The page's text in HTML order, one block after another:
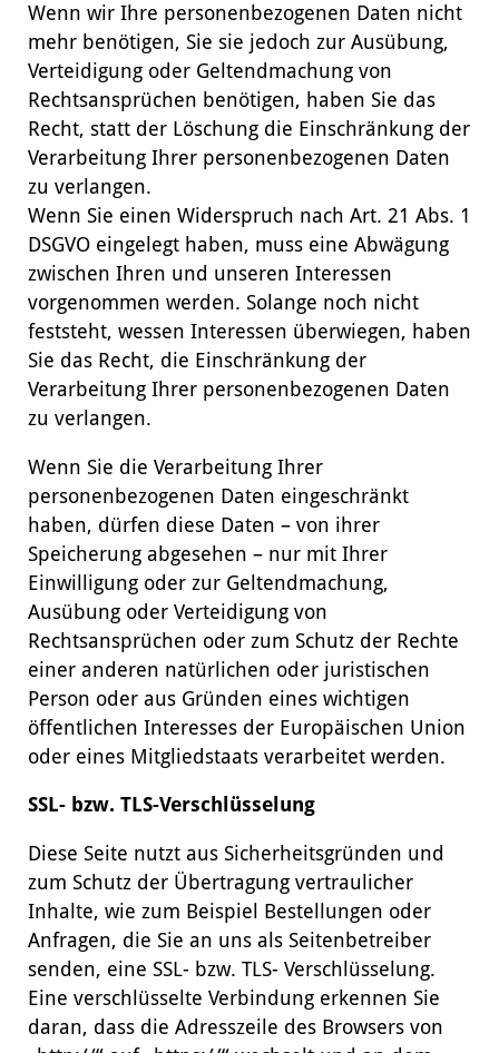
Wenn wir Ihre personenbezogenen Daten nicht
mehr benötigen, Sie sie jedoch zur Ausübung,
Verteidigung oder Geltendmachung von
Rechtsansprüchen benötigen, haben Sie das
Recht, statt der Löschung die Einschränkung der
Verarbeitung Ihrer personenbezogenen Daten
zu verlangen.
Wenn Sie einen Widerspruch nach Art. 21 Abs. 1
DSGVO eingelegt haben, muss eine Abwägung
zwischen Ihren und unseren Interessen
vorgenommen werden. Solange noch nicht
feststeht, wessen Interessen überwiegen, haben
Sie das Recht, die Einschränkung der
Verarbeitung Ihrer personenbezogenen Daten
zu verlangen.
Wenn Sie die Verarbeitung Ihrer
personenbezogenen Daten eingeschränkt
haben, dürfen diese Daten – von ihrer
Speicherung abgesehen – nur mit Ihrer
Einwilligung oder zur Geltendmachung,
Ausübung oder Verteidigung von
Rechtsansprüchen oder zum Schutz der Rechte
einer anderen natürlichen oder juristischen
Person oder aus Gründen eines wichtigen
öffentlichen Interesses der Europäischen Union
oder eines Mitgliedstaats verarbeitet werden.
SSL- bzw. TLS-Verschlüsselung
Diese Seite nutzt aus Sicherheitsgründen und
zum Schutz der Übertragung vertraulicher
Inhalte, wie zum Beispiel Bestellungen oder
Anfragen, die Sie an uns als Seitenbetreiber
senden, eine SSL- bzw. TLS- Verschlüsselung.
Eine verschlüsselte Verbindung erkennen Sie
daran, dass die Adresszeile des Browsers von